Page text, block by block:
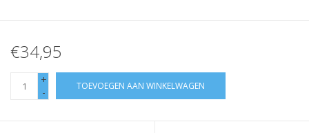
€34,95
+
-
TOEVOEGEN AAN WINKELWAGEN